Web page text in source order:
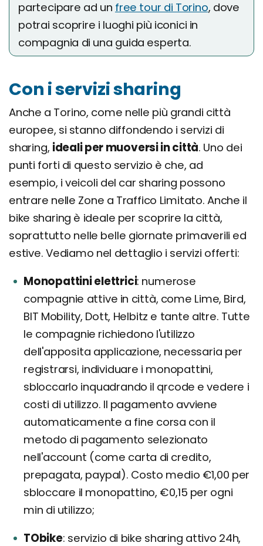
partecipare ad un free tour di Torino, dove
potrai scoprire i luoghi più iconici in
compagnia di una guida esperta.
Con i servizi sharing
Anche a Torino, come nelle più grandi città
europee, si stanno diffondendo i servizi di
sharing, ideali per muoversi in città. Uno dei
punti forti di questo servizio è che, ad
esempio, i veicoli del car sharing possono
entrare nelle Zone a Traffico Limitato. Anche il
bike sharing è ideale per scoprire la città,
soprattutto nelle belle giornate primaverili ed
estive. Vediamo nel dettaglio i servizi offerti:
Monopattini elettrici numerose
compagnie attive in città, come Lime, Bird,
BIT Mobility, Dott, Helbitz e tante altre. Tutte
le compagnie richiedono l'utilizzo
dell'apposita applicazione, necessaria per
registrarsi, individuare i monopattini,
sbloccarlo inquadrando il qrcode e vedere i
costi di utilizzo. Il pagamento avviene
automaticamente a fine corsa con il
metodo di pagamento selezionato
nell'account (come carta di credito,
prepagata, paypal). Costo medio €1,00 per
sbloccare il monopattino, €0,15 per ogni
min di utilizzo;
TObike servizio di bike sharing attivo 24h,